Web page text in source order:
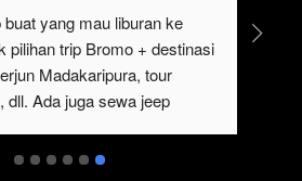
yang mau liburan ke
pilihan trip Bromo + destinasi
Madakaripura, tour
dll. Ada juga sewa jeep